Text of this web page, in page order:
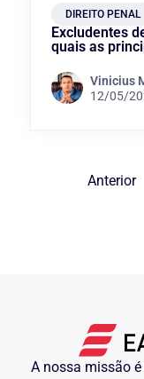
DIREITO PENAL
Excludentes
quais as
Vinicius
12/05/
Anterior
A nossa missão